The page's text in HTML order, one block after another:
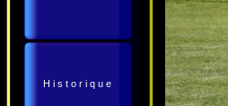
H i s t o r i q u e